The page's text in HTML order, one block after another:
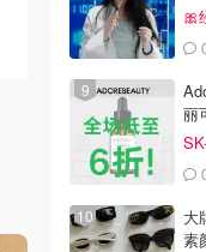
🎀
丽
大
素